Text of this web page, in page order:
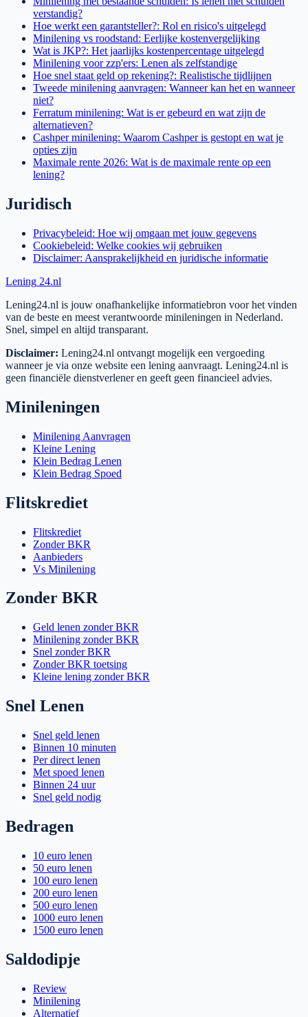
verstandig?
Hoe werkt een garantsteller?: Rol en risico's uitgelegd
Minilening vs roodstand: Eerlijke kostenvergelijking
Wat is JKP?: Het jaarlijks kostenpercentage uitgelegd
Minilening voor zzp'ers: Lenen als zelfstandige
Hoe snel staat geld op rekening?: Realistische tijdlijnen
Tweede minilening aanvragen: Wanneer kan het en wanneer
niet?
Ferratum minilening: Wat is er gebeurd en wat zijn de
alternatieven?
Cashper minilening: Waarom Cashper is gestopt en wat je
opties zijn
Maximale rente 2026: Wat is de maximale rente op een
lening?
Juridisch
Privacybeleid: Hoe wij omgaan met jouw gegevens
Cookiebeleid: Welke cookies wij gebruiken
Disclaimer: Aansprakelijkheid en juridische informatie
Lening 24.nl
Lening24.nl is jouw onafhankelijke informatiebron voor het vinden
van de beste en meest verantwoorde minileningen in Nederland.
Snel, simpel en altijd transparant.
Disclaimer: Lening24.nl ontvangt mogelijk een vergoeding
wanneer je via onze website een lening aanvraagt. Lening24.nl is
geen financiële dienstverlener en geeft geen financieel advies.
Minileningen
Minilening Aanvragen
Kleine Lening
Klein Bedrag Lenen
Klein Bedrag Spoed
Flitskrediet
Flitskrediet
Zonder BKR
Aanbieders
Vs Minilening
Zonder BKR
Geld lenen zonder BKR
Minilening zonder BKR
Snel zonder BKR
Zonder BKR toetsing
Kleine lening zonder BKR
Snel Lenen
Snel geld lenen
Binnen 10 minuten
Per direct lenen
Met spoed lenen
Binnen 24 uur
Snel geld nodig
Bedragen
10 euro lenen
50 euro lenen
100 euro lenen
200 euro lenen
500 euro lenen
1000 euro lenen
1500 euro lenen
Saldodipje
Review
Minilening
Alternatief